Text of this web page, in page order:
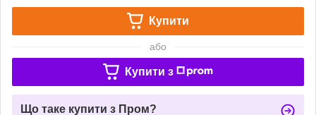
Купити
або
Купити з
Що таке купити з Пром?